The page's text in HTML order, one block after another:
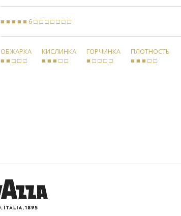
■ ■ ■ ■ ■ 6 □ □ □ □ □ □ □
ОБЖАРКА
■ ■ □ □ □
КИСЛИНКА
■ ■ ■ □ □
ГОРЧИНКА
■ □ □ □ □
ПЛОТНОСТЬ
■ ■ ■ □ □